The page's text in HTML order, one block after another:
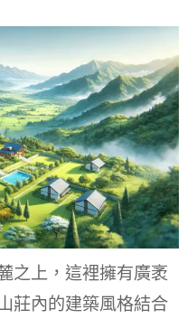
之上，這裡擁有廣袤
莊內的建築風格結合